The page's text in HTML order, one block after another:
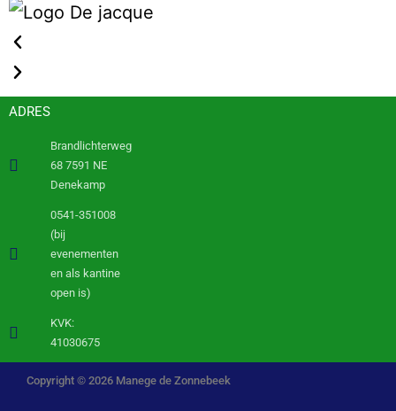
ADRES
Brandlichterweg
68 7591 NE
Denekamp
0541-351008
(bij
evenementen
en als kantine
open is)
KVK:
41030675
Copyright © 2026 Manege de Zonnebeek